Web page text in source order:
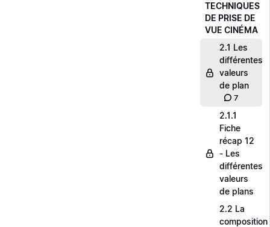
TECHNIQUES
DE PRISE DE
VUE CINÉMA
2.1 Les
différentes
valeurs
de plan
7
2.1.1
Fiche
récap 12
- Les
différentes
valeurs
de plans
2.2 La
composition